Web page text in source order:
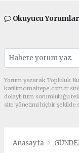
Okuyucu
Yorum yazarak Topluluk
katilimcimaltepe.com.tr
dolaylı tüm sorumluluğu
site yönetimi hiçbir şekilde
Anasayfa